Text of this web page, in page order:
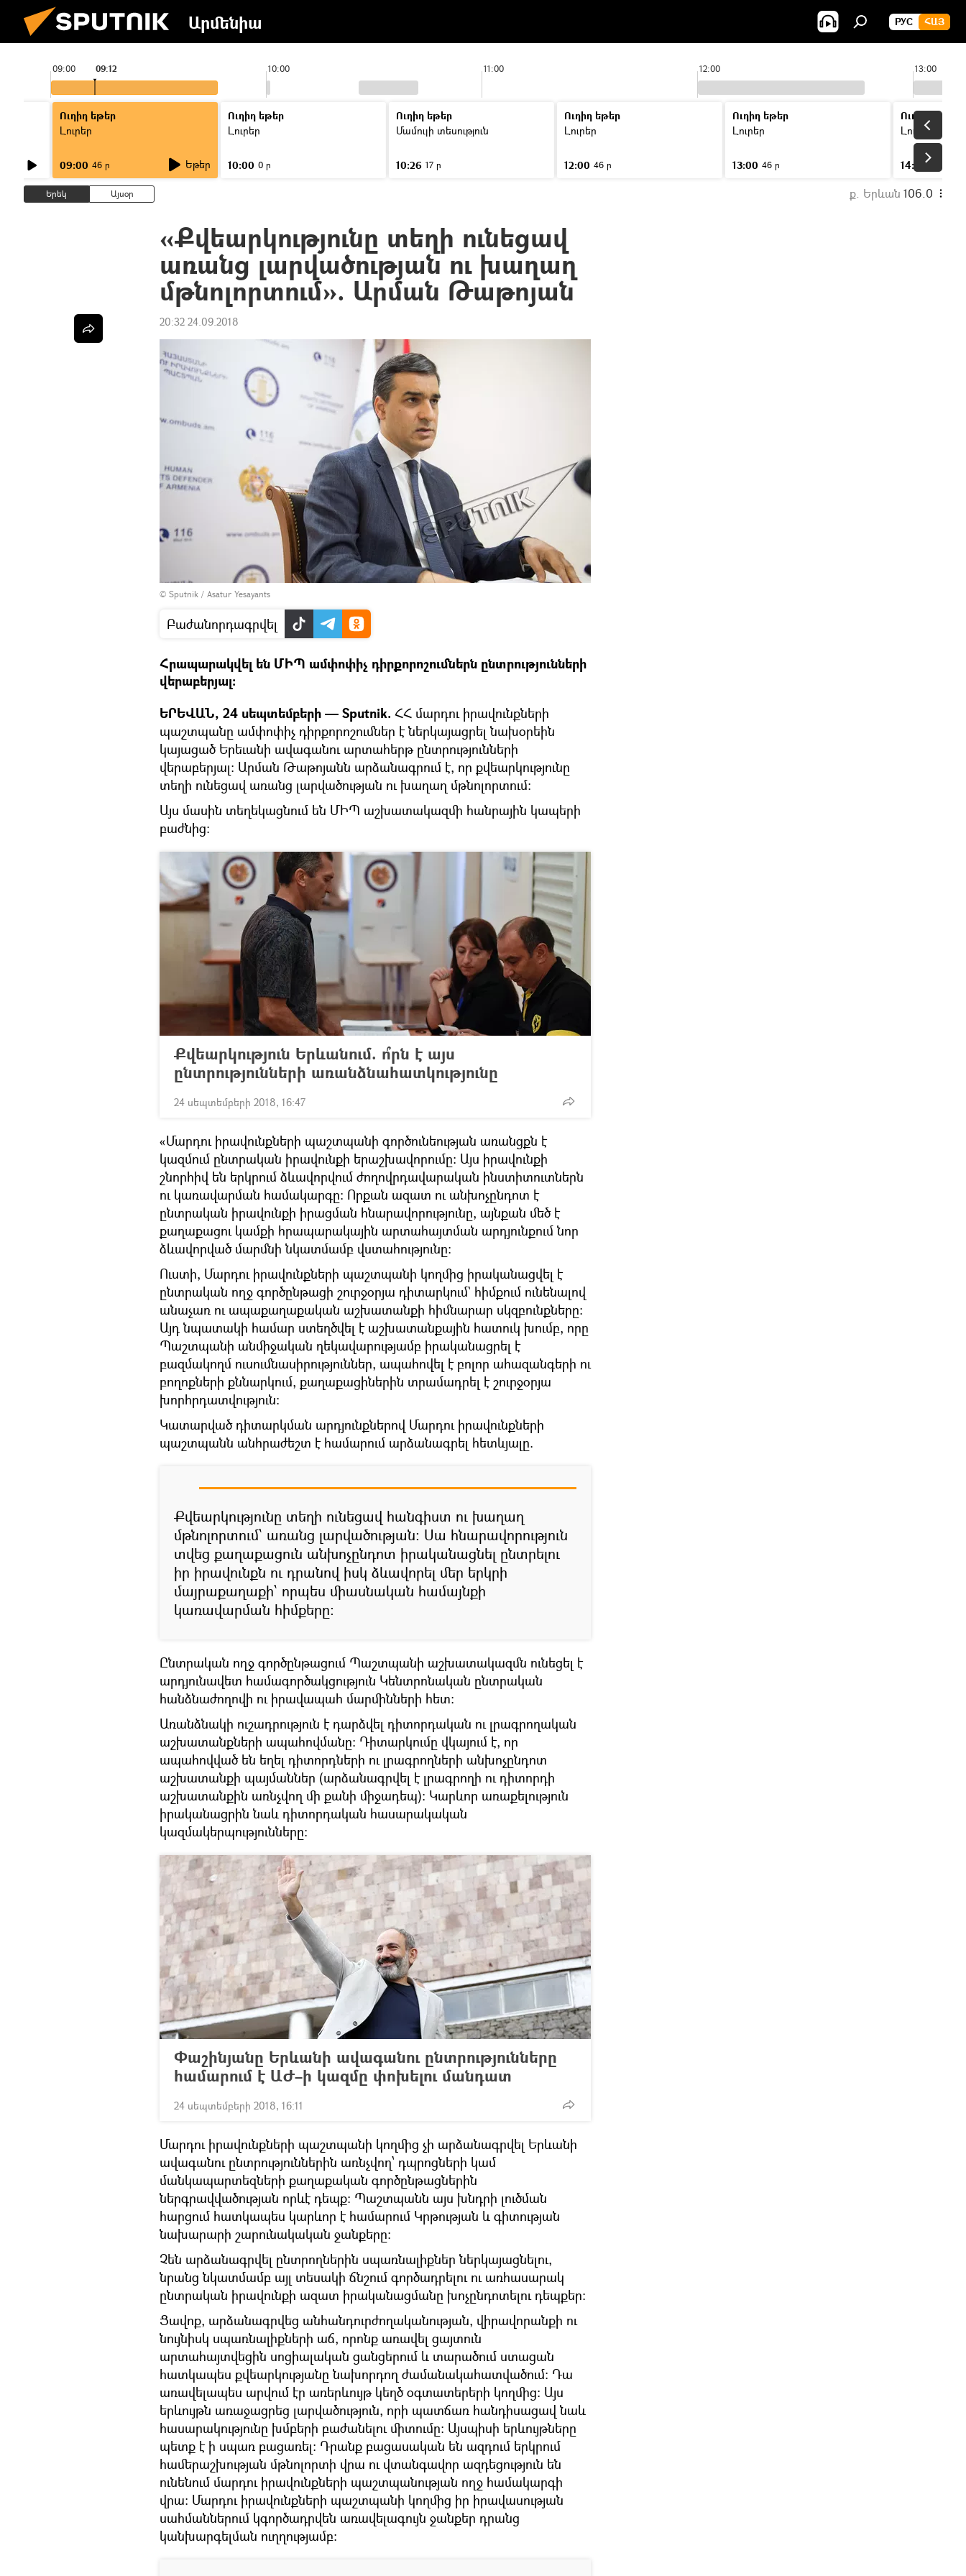
Արմենիա РУС ՀԱՅ
09:00 10:00 11:00 12:00 13:00
09:12
Ուղիղ եթեր
Լուրեր
09:00 46 ր Եթեր
Ուղիղ եթեր
Լուրեր
10:00 0 ր
Ուղիղ եթեր
Մամուլի տեսություն
10:26 17 ր
Ուղիղ եթեր
Լուրեր
12:00 46 ր
Ուղիղ եթեր
Լուրեր
13:00 46 ր
Ուղիղ եթեր
Լուրեր
14:00
Երեկ Այսօր ք. Երևան 106.0
«Քվեարկությունը տեղի ունեցավ
առանց լարվածության ու խաղաղ
մթնոլորտում». Արման Թաթոյան
20:32 24.09.2018
© Sputnik / Asatur Yesayants
Բաժանորդագրվել
Հրապարակվել են ՄԻՊ ամփոփիչ դիրքորոշումներն ընտրությունների
վերաբերյալ:
ԵՐԵՎԱՆ, 24 սեպտեմբերի — Sputnik. ՀՀ մարդու իրավունքների
պաշտպանը ամփոփիչ դիրքորոշումներ է ներկայացրել նախօրեին
կայացած Երեւանի ավագանու արտահերթ ընտրությունների
վերաբերյալ: Արման Թաթոյանն արձանագրում է, որ քվեարկությունը
տեղի ունեցավ առանց լարվածության ու խաղաղ մթնոլորտում:
Այս մասին տեղեկացնում են ՄԻՊ աշխատակազմի հանրային կապերի
բաժնից:
Քվեարկություն Երևանում. ո՞րն է այս
ընտրությունների առանձնահատկությունը
24 սեպտեմբերի 2018, 16:47
«Մարդու իրավունքների պաշտպանի գործունեության առանցքն է
կազմում ընտրական իրավունքի երաշխավորումը: Այս իրավունքի
շնորհիվ են երկրում ձևավորվում ժողովրդավարական ինստիտուտներն
ու կառավարման համակարգը: Որքան ազատ ու անխոչընդոտ է
ընտրական իրավունքի իրացման հնարավորությունը, այնքան մեծ է
քաղաքացու կամքի հրապարակային արտահայտման արդյունքում նոր
ձևավորված մարմնի նկատմամբ վստահությունը։
Ուստի, Մարդու իրավունքների պաշտպանի կողմից իրականացվել է
ընտրական ողջ գործընթացի շուրջօրյա դիտարկում` հիմքում ունենալով
անաչառ ու ապաքաղաքական աշխատանքի հիմնարար սկզբունքները:
Այդ նպատակի համար ստեղծվել է աշխատանքային հատուկ խումբ, որը
Պաշտպանի անմիջական ղեկավարությամբ իրականացրել է
բազմակողմ ուսումնասիրություններ, ապահովել է բոլոր ահազանգերի ու
բողոքների քննարկում, քաղաքացիներին տրամադրել է շուրջօրյա
խորհրդատվություն:
Կատարված դիտարկման արդյունքներով Մարդու իրավունքների
պաշտպանն անհրաժեշտ է համարում արձանագրել հետևյալը.
Քվեարկությունը տեղի ունեցավ հանգիստ ու խաղաղ
մթնոլորտում՝ առանց լարվածության: Սա հնարավորություն
տվեց քաղաքացուն անխոչընդոտ իրականացնել ընտրելու
իր իրավունքն ու դրանով իսկ ձևավորել մեր երկրի
մայրաքաղաքի՝ որպես միասնական համայնքի
կառավարման հիմքերը:
Ընտրական ողջ գործընթացում Պաշտպանի աշխատակազմն ունեցել է
արդյունավետ համագործակցություն Կենտրոնական ընտրական
հանձնաժողովի ու իրավապահ մարմինների հետ:
Առանձնակի ուշադրություն է դարձվել դիտորդական ու լրագրողական
աշխատանքների ապահովմանը: Դիտարկումը վկայում է, որ
ապահովված են եղել դիտորդների ու լրագրողների անխոչընդոտ
աշխատանքի պայմաններ (արձանագրվել է լրագրողի ու դիտորդի
աշխատանքին առնչվող մի քանի միջադեպ): Կարևոր առաքելություն
իրականացրին նաև դիտորդական հասարակական
կազմակերպությունները:
Փաշինյանը Երևանի ավագանու ընտրությունները
համարում է ԱԺ–ի կազմը փոխելու մանդատ
24 սեպտեմբերի 2018, 16:11
Մարդու իրավունքների պաշտպանի կողմից չի արձանագրվել Երևանի
ավագանու ընտրություններին առնչվող՝ դպրոցների կամ
մանկապարտեզների քաղաքական գործընթացներին
ներգրավվածության որևէ դեպք: Պաշտպանն այս խնդրի լուծման
հարցում հատկապես կարևոր է համարում Կրթության և գիտության
նախարարի շարունակական ջանքերը:
Չեն արձանագրվել ընտրողներին սպառնալիքներ ներկայացնելու,
նրանց նկատմամբ այլ տեսակի ճնշում գործադրելու ու առհասարակ
ընտրական իրավունքի ազատ իրականացմանը խոչընդոտելու դեպքեր:
Ցավոք, արձանագրվեց անհանդուրժողականության, վիրավորանքի ու
նույնիսկ սպառնալիքների աճ, որոնք առավել ցայտուն
արտահայտվեցին սոցիալական ցանցերում և տարածում ստացան
հատկապես քվեարկությանը նախորդող ժամանակահատվածում։ Դա
առավելապես արվում էր առերևույթ կեղծ օգտատերերի կողմից: Այս
երևույթն առաջացրեց լարվածություն, որի պատճառ հանդիսացավ նաև
հասարակությունը խմբերի բաժանելու միտումը: Այսպիսի երևույթները
պետք է ի սպառ բացառել: Դրանք բացասական են ազդում երկրում
համերաշխության մթնոլորտի վրա ու վտանգավոր ազդեցություն են
ունենում մարդու իրավունքների պաշտպանության ողջ համակարգի
վրա: Մարդու իրավունքների պաշտպանի կողմից իր իրավասության
սահմաններում կգործադրվեն առավելագույն ջանքեր դրանց
կանխարգելման ուղղությամբ: